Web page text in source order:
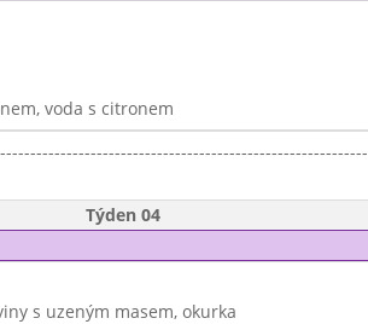
voda s citronem
Týden 04
s uzeným masem, okurka